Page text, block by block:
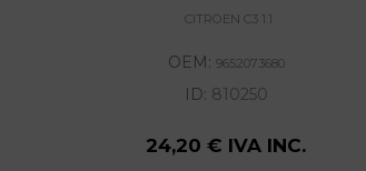
CITROEN C3 1.1
OEM: 9652073680
ID: 810250
24,20 € IVA INC.